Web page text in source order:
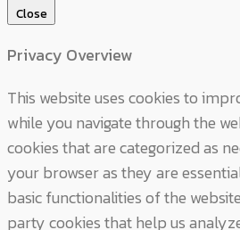
Close
Privacy Overview
This website uses cookies to
while you navigate through the
cookies that are categorized as
your browser as they are
basic functionalities of the
party cookies that help us